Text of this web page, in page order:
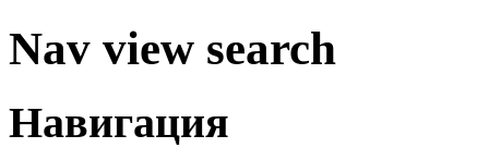
Nav view search
Навигация